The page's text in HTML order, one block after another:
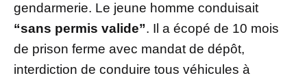
gendarmerie. Le jeune homme conduisait
“sans permis valide”. Il a écopé de 10 mois
de prison ferme avec mandat de dépôt,
interdiction de conduire tous véhicules à